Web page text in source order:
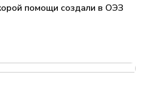
помощи создали в ОЭЗ